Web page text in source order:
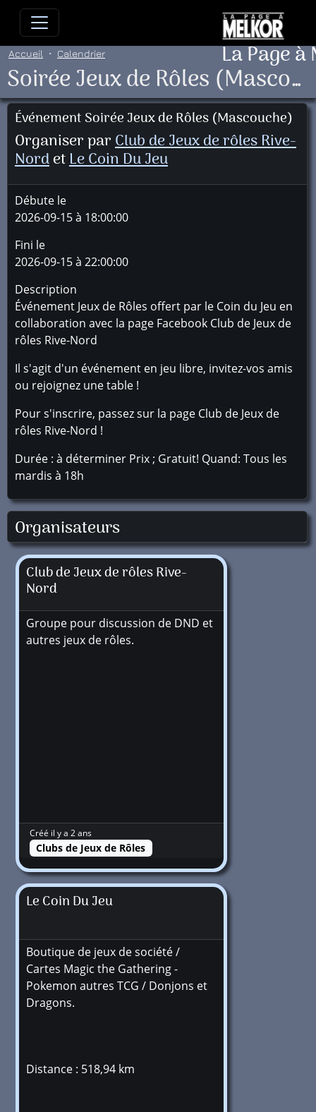
Allez directement au contenu
La Page
Accueil Calendrier
Soirée Jeux de Rôles (Mascouche)
Événement Soirée Jeux de Rôles (Mascouche)
Organiser parClub de Jeux de rôles Rive-
NordetLe Coin Du Jeu
Débute le
2026-09-15 à 18:00:00
Fini le
2026-09-15 à 22:00:00
Description
Événement Jeux de Rôles offert par le Coin du Jeu en
collaboration avec la page Facebook Club de Jeux de
rôles Rive-Nord
Il s'agit d'un événement en jeu libre, invitez-vos amis
ou rejoignez une table !
Pour s'inscrire, passez sur la page Club de Jeux de
rôles Rive-Nord !
Durée : à déterminer Prix ; Gratuit! Quand: Tous les
mardis à 18h
Organisateurs
Club de Jeux de rôles Rive-
Nord
Groupe pour discussion de DND et
autres jeux de rôles.
Créé il y a 2 ans
Clubs de Jeux de Rôles
Le Coin Du Jeu
Boutique de jeux de société /
Cartes Magic the Gathering -
Pokemon autres TCG / Donjons et
Dragons.
Distance : 518,94 km